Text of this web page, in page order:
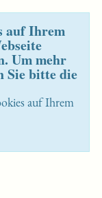
auf Ihrem
Um mehr
Sie bitte die
auf Ihrem